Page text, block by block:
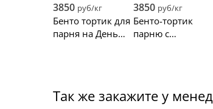
котиками
3850 руб/кг
Бенто тортик для
парня на День
3850 руб/кг
Бенто-тортик
парню с
Так же закажите у